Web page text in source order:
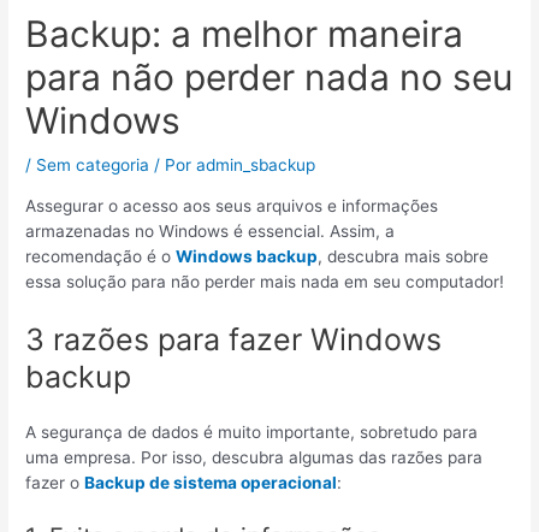
Backup: a melhor maneira
para não perder nada no seu
Windows
/ Sem categoria / Poradmin_sbackup
Assegurar o acesso aos seus arquivos e informações
armazenadas no Windows é essencial. Assim, a
recomendação é oWindows backup, descubra mais sobre
essa solução para não perder mais nada em seu computador!
3 razões para fazer Windows
backup
A segurança de dados é muito importante, sobretudo para
uma empresa. Por isso, descubra algumas das razões para
fazer oBackup de sistema operacional: